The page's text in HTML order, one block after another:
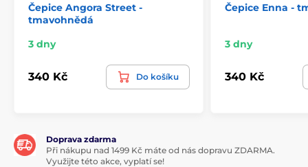
Čepice Angora Street -
tmavohnědá
3 dny
340 Kč Do košíku
Čepice Enna -
3 dny
340 Kč
Doprava zdarma
Při nákupu nad 1499 Kč máte od nás dopravu ZDARMA.
Využijte této akce, vyplatí se!